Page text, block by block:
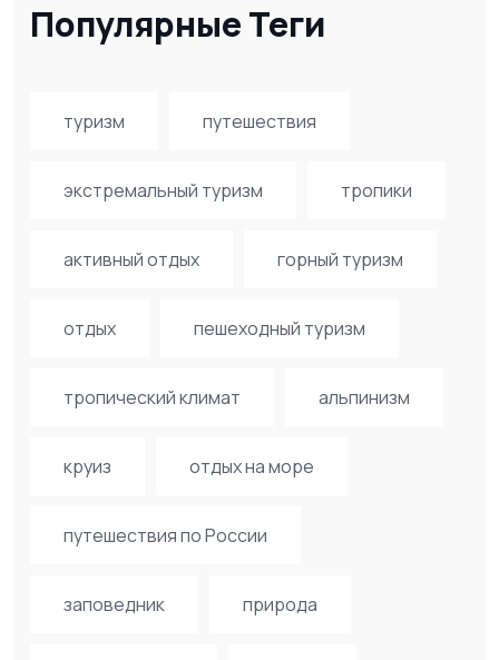
Популярные Теги
туризм путешествия
экстремальный туризм тропики
активный отдых горный туризм
отдых пешеходный туризм
тропический климат альпинизм
круиз отдых на море
путешествия по России
заповедник природа